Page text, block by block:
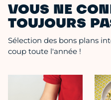
VOUS NE
TOUJOURS
Sélection des bons plans
coup toute l'année !